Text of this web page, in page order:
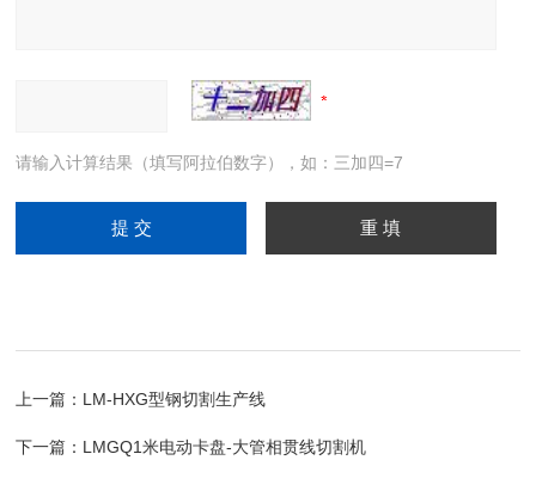
请输入计算结果（填写阿拉伯数字），如：三加四=7
上一篇： LM-HXG型钢切割生产线
下一篇： LMGQ1米电动卡盘-大管相贯线切割机